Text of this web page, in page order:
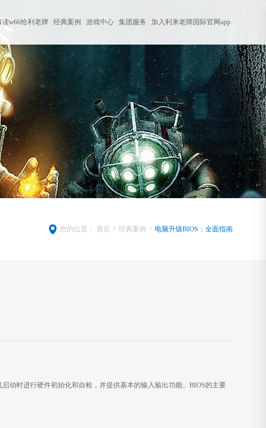
读w66给利老牌 经典案例 游戏中心 集团服务 加入利来老牌国际官网app
您的位置： 首页 > 经典案例 > 电脑升级BIOS：全面指南
动时进行硬件初始化和自检，并提供基本的输入输出功能。BIOS的主要